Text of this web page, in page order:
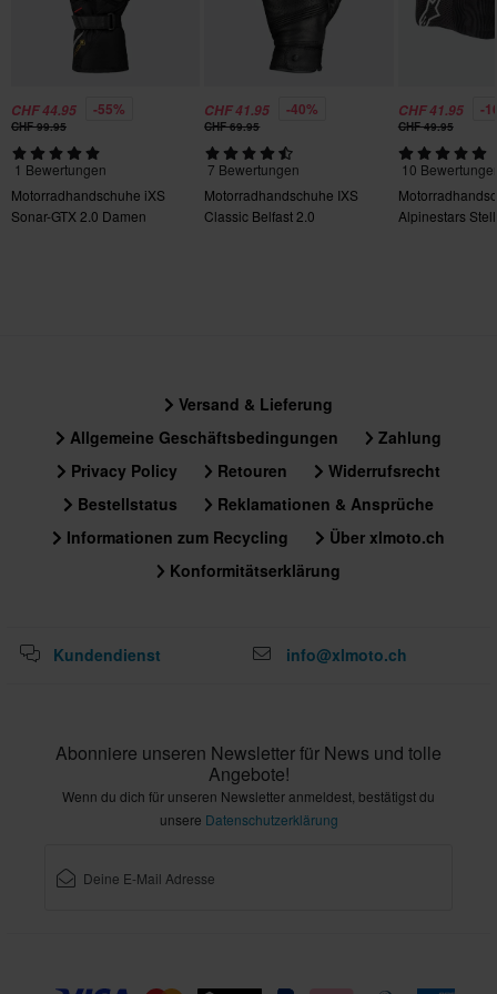
CHF 44.95 -55%
CHF 99.95
1 Bewertungen
Motorradhandschuhe iXS
Sonar-GTX 2.0 Damen
CHF 41.95 -40%
CHF 69.95
7 Bewertungen
Motorradhandschuhe IXS
Classic Belfast 2.0
CHF 41.95 -
CHF 49.95
10
Alpinestars
Versand & Lieferung
Allgemeine Geschäftsbedingungen
Zahlung
Privacy Policy
Retouren
Widerrufsrecht
Bestellstatus
Reklamationen & Ansprüche
Informationen zum Recycling
Über xlmoto.ch
Konformitätserklärung
Kundendienst info@xlmoto.ch
Abonniere unseren Newsletter für News und tolle
Angebote!
Wenn du dich für unseren Newsletter anmeldest, bestätigst du
unsere Datenschutzerklärung